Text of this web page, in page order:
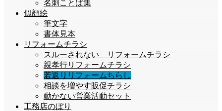
名刺ことば集
似顔絵
筆文字
書体見本
リフォームチラシ
スルーされない リフォームチラシ
親孝行リフォームチラシ
若返りリフォームちらし
相談を増やす販促チラシ
動かない営業活動セット
工務店のぼり